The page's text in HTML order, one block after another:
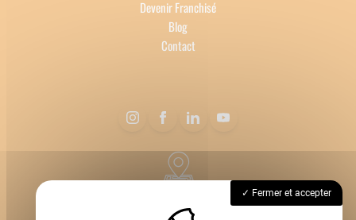
Devenir Franchisé
Blog
Contact
Fermer et accepter